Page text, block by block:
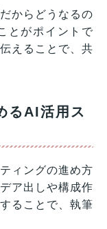
からどうなるの
とがポイントで
えることで、共
るAI活用ス
ィングの進め方
ア出しや構成作
ることで、執筆